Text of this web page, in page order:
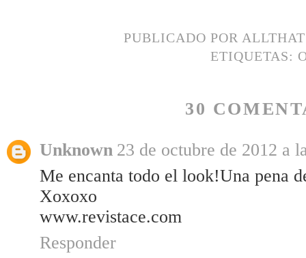
PUBLICADO POR
ETIQUETAS:
30
Unknown 23 de octubre de 2012 a
Me encanta todo el look!Una pena
Xoxoxo
www.revistace.com
Responder